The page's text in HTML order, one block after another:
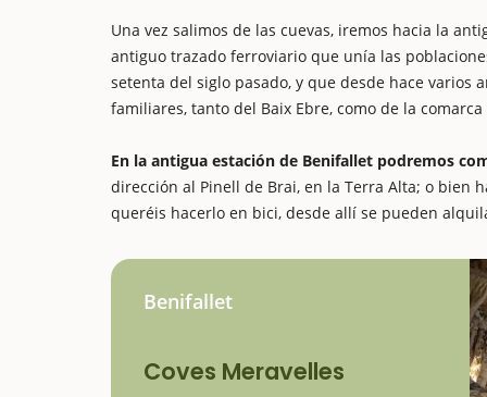
Una vez salimos de las cuevas, iremos hacia la
antiguo trazado ferroviario que unía las
setenta del siglo pasado, y que desde hace varios
familiares, tanto del Baix Ebre, como de la
En la antigua estación de Benifallet podremos
dirección al Pinell de Brai, en la Terra Alta; o bien
queréis hacerlo en bici, desde allí se pueden
Benifallet
Coves Meravelles